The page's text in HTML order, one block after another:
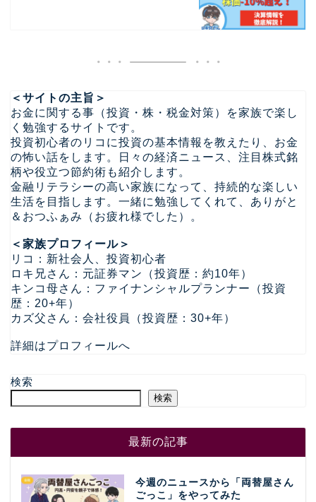
＜サイトの主旨＞
お金に関する事（投資・株・税金対策）を家族で楽し
く勉強するサイトです。
投資初心者のリコに投資の基本情報を教えたり、お金
の怖い話をします。日々の経済ニュース、注目株式銘
柄や役立つ節約術も紹介します。
金融リテラシーの高い家族になって、持続的な楽しい
生活を目指します。一緒に勉強してくれて、ありがと
＆おつふぁみ（お疲れ様でした）。
＜家族プロフィール＞
リコ：新社会人、投資初心者
ロキ兄さん：元証券マン（投資歴：約10年）
キンコ母さん：ファイナンシャルプランナー（投資
歴：20+年）
カズ父さん：会社役員（投資歴：30+年）
詳細はプロフィールへ
検索
検索
最新の記事
今週のニュースから「両替屋さん
ごっこ」をやってみた